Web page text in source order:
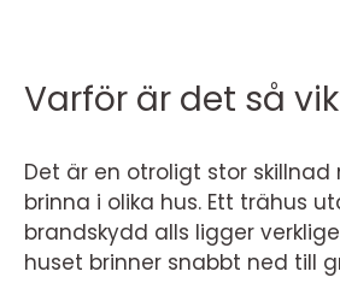
Varför är det så
Det är en otroligt stor
brinna i olika hus. Ett trähus
brandskydd alls ligger
huset brinner snabbt ned till